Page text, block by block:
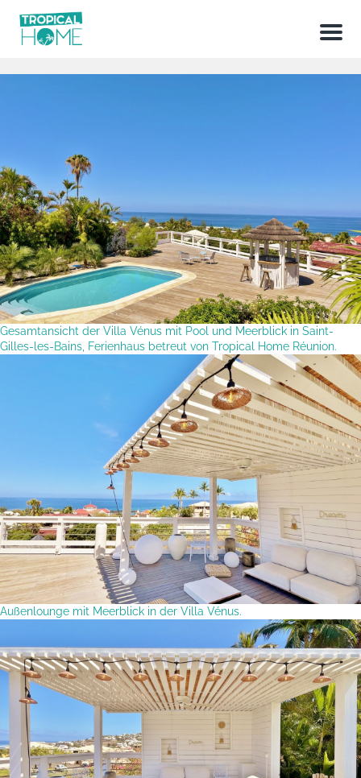
Menu
Gesamtansicht der Villa Vénus mit Pool und Meerblick in Saint-
Gilles-les-Bains, Ferienhaus betreut von Tropical Home Réunion.
Außenlounge mit Meerblick in der Villa Vénus.